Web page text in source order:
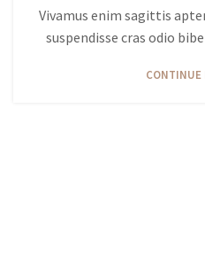
Vivamus enim sagittis
suspendisse cras odio
CONTINUE